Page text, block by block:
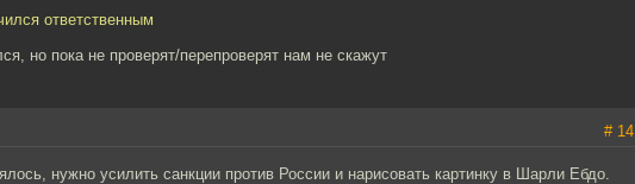
ответственным
но пока не проверят/перепроверят нам не скажут
# 14
нужно усилить санкции против России и нарисовать картинку в Шарли Ебдо.